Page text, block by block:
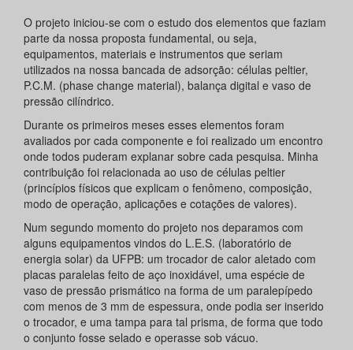
O projeto iniciou-se com o estudo dos elementos que faziam
parte da nossa proposta fundamental, ou seja,
equipamentos, materiais e instrumentos que seriam
utilizados na nossa bancada de adsorção: células peltier,
P.C.M. (phase change material), balança digital e vaso de
pressão cilíndrico.
Durante os primeiros meses esses elementos foram
avaliados por cada componente e foi realizado um encontro
onde todos puderam explanar sobre cada pesquisa. Minha
contribuição foi relacionada ao uso de células peltier
(princípios físicos que explicam o fenômeno, composição,
modo de operação, aplicações e cotações de valores).
Num segundo momento do projeto nos deparamos com
alguns equipamentos vindos do L.E.S. (laboratório de
energia solar) da UFPB: um trocador de calor aletado com
placas paralelas feito de aço inoxidável, uma espécie de
vaso de pressão prismático na forma de um paralepípedo
com menos de 3 mm de espessura, onde podia ser inserido
o trocador, e uma tampa para tal prisma, de forma que todo
o conjunto fosse selado e operasse sob vácuo.